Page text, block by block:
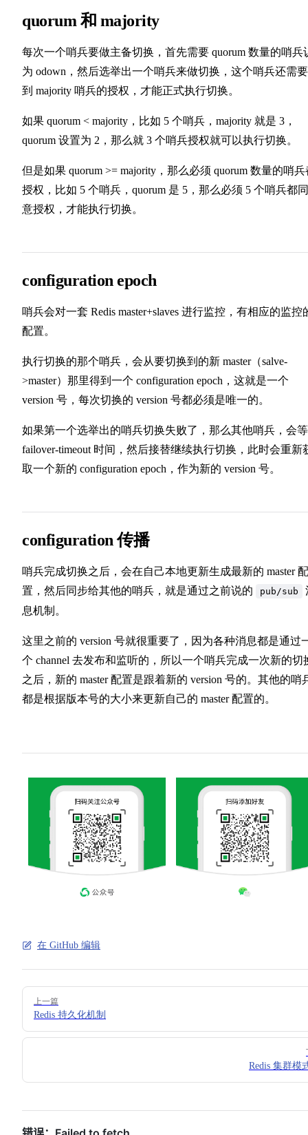
quorum 和 majority
每次一个哨兵要做主备切换，首先需要 quorum 数量的哨兵
为 odown，然后选举出一个哨兵来做切换，这个哨兵还需
到 majority 哨兵的授权，才能正式执行切换。
如果 quorum < majority，比如 5 个哨兵，majority 就是 3，
quorum 设置为 2，那么就 3 个哨兵授权就可以执行切换。
但是如果 quorum >= majority，那么必须 quorum 数量的哨兵
授权，比如 5 个哨兵，quorum 是 5，那么必须 5 个哨兵都同
意授权，才能执行切换。
configuration epoch
哨兵会对一套 Redis master+slaves 进行监控，有相应的监控
配置。
执行切换的那个哨兵，会从要切换到的新 master（salve-
>master）那里得到一个 configuration epoch，这就是一个
version 号，每次切换的 version 号都必须是唯一的。
如果第一个选举出的哨兵切换失败了，那么其他哨兵，会
failover-timeout 时间，然后接替继续执行切换，此时会重新
取一个新的 configuration epoch，作为新的 version 号。
configuration 传播
哨兵完成切换之后，会在自己本地更新生成最新的 master 配
置，然后同步给其他的哨兵，就是通过之前说的
pub/sub
息机制。
这里之前的 version 号就很重要了，因为各种消息都是通过
个 channel 去发布和监听的，所以一个哨兵完成一次新的切
之后，新的 master 配置是跟着新的 version 号的。其他的哨
都是根据版本号的大小来更新自己的 master 配置的。
在 GitHub 编辑
Pager
上一篇
Redis 持久化机制
Redis 集群模